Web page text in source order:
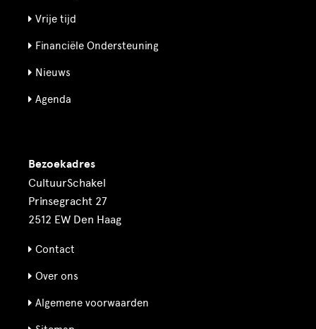
Vrije tijd
Financiële Ondersteuning
Nieuws
Agenda
Bezoekadres
CultuurSchakel
Prinsegracht 27
2512 EW Den Haag
Contact
Over ons
Algemene voorwaarden